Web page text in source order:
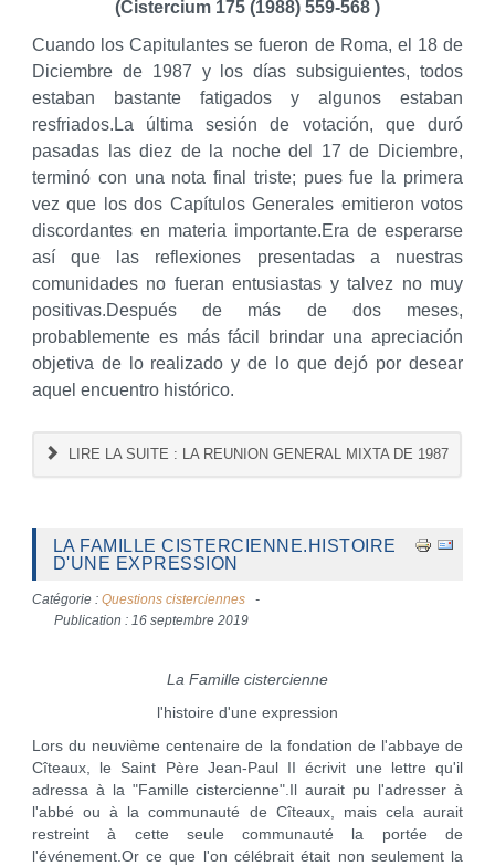
(Cistercium 175 (1988) 559-568 )
Cuando los Capitulantes se fueron de Roma, el 18 de
Diciembre de 1987 y los días subsiguientes, todos
estaban bastante fatigados y algunos estaban
resfriados.La última sesión de votación, que duró
pasadas las diez de la noche del 17 de Diciembre,
terminó con una nota final triste; pues fue la primera
vez que los dos Capítulos Generales emitieron votos
discordantes en materia importante.Era de esperarse
así que las reflex­iones presentadas a nuestras
comunidades no fueran entusiastas y talvez no muy
positivas.Después de más de dos meses,
probablemente es más fácil brindar una apreciación
objetiva de lo realizado y de lo que dejó por desear
aquel encuentro histórico.
LIRE LA SUITE : LA REUNION GENERAL MIXTA DE 1987
LA FAMILLE CISTERCIENNE.HISTOIRE
D'UNE EXPRESSION
Catégorie : Questions cisterciennes
Publication : 16 septembre 2019
La Famille cistercienne
l'histoire d'une expression
Lors du neuvième centenaire de la fondation de l'abbaye de
Cîteaux, le Saint Père Jean-Paul II écrivit une lettre qu'il
adressa à la "Famille cistercienne".Il aurait pu l'adresser à
l'abbé ou à la communauté de Cîteaux, mais cela aurait
restreint à cette seule communauté la portée de
l'événement.Or ce que l'on célébrait était non seulement la